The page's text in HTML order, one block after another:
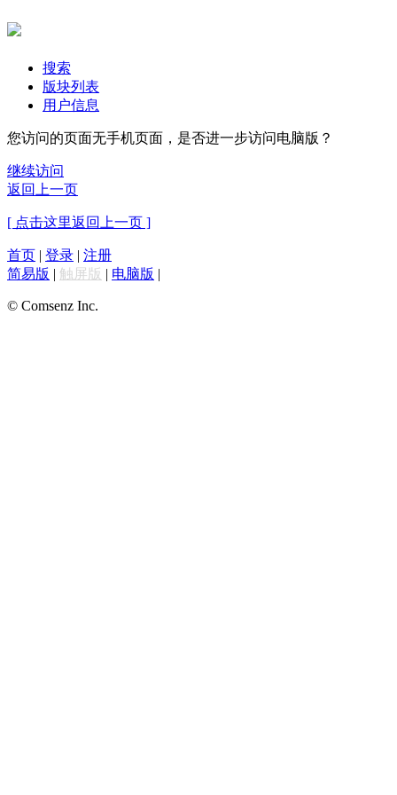
搜索
版块列表
用户信息
您访问的页面无手机页面，是否进一步访问电脑版？
继续访问
返回上一页
[ 点击这里返回上一页 ]
首页 | 登录 | 注册
简易版 | 触屏版 | 电脑版 |
© Comsenz Inc.